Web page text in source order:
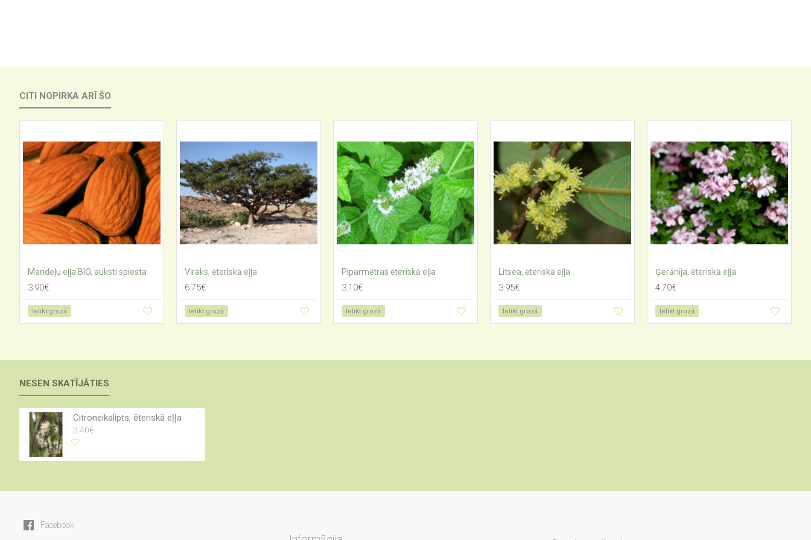
CITI NOPIRKA ARĪ ŠO
Mandeļu eļļa BIO, auksti spiesta
3.90€
Ielikt grozā
Vīraks, ēteriskā eļļa
6.75€
Ielikt grozā
Piparmētras ēteriskā eļļa
3.10€
Ielikt grozā
Litsea, ēteriskā eļļa
3.95€
Ielikt grozā
Ģerānija, ēteriskā eļļa
4.70€
Ielikt grozā
NESEN SKATĪJĀTIES
Citroneikalipts, ēteriskā eļļa
3.40€
Facebook